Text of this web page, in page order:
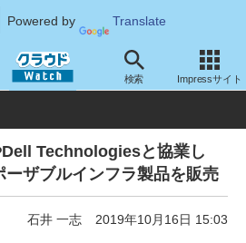
Powered by Translate
検索 Impressサイト
ソフト ソフトウェア ミドルウェア
Technologiesと協業し
ザブルインフラ製品を販売
石井 一志 2019年10月16日 15:03